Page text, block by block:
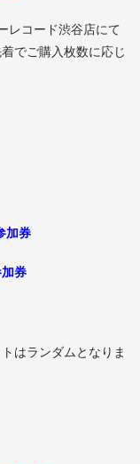
レコード渋谷店にて
でご購入枚数に応じ
加券
券
はランダムとなりま